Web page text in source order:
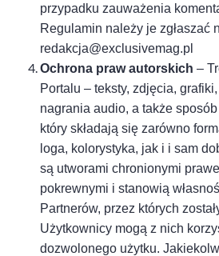
przypadku zauważenia
Regulamin należy je zgłaszać
redakcja@exclusivemag.pl
Ochrona praw autorskich –
Portalu – teksty, zdjęcia,
nagrania audio, a także
który składają się zarówno
loga, kolorystyka, jak i i sam
są utworami chronionymi
pokrewnymi i stanowią
Partnerów, przez których
Użytkownicy mogą z nich
dozwolonego użytku.